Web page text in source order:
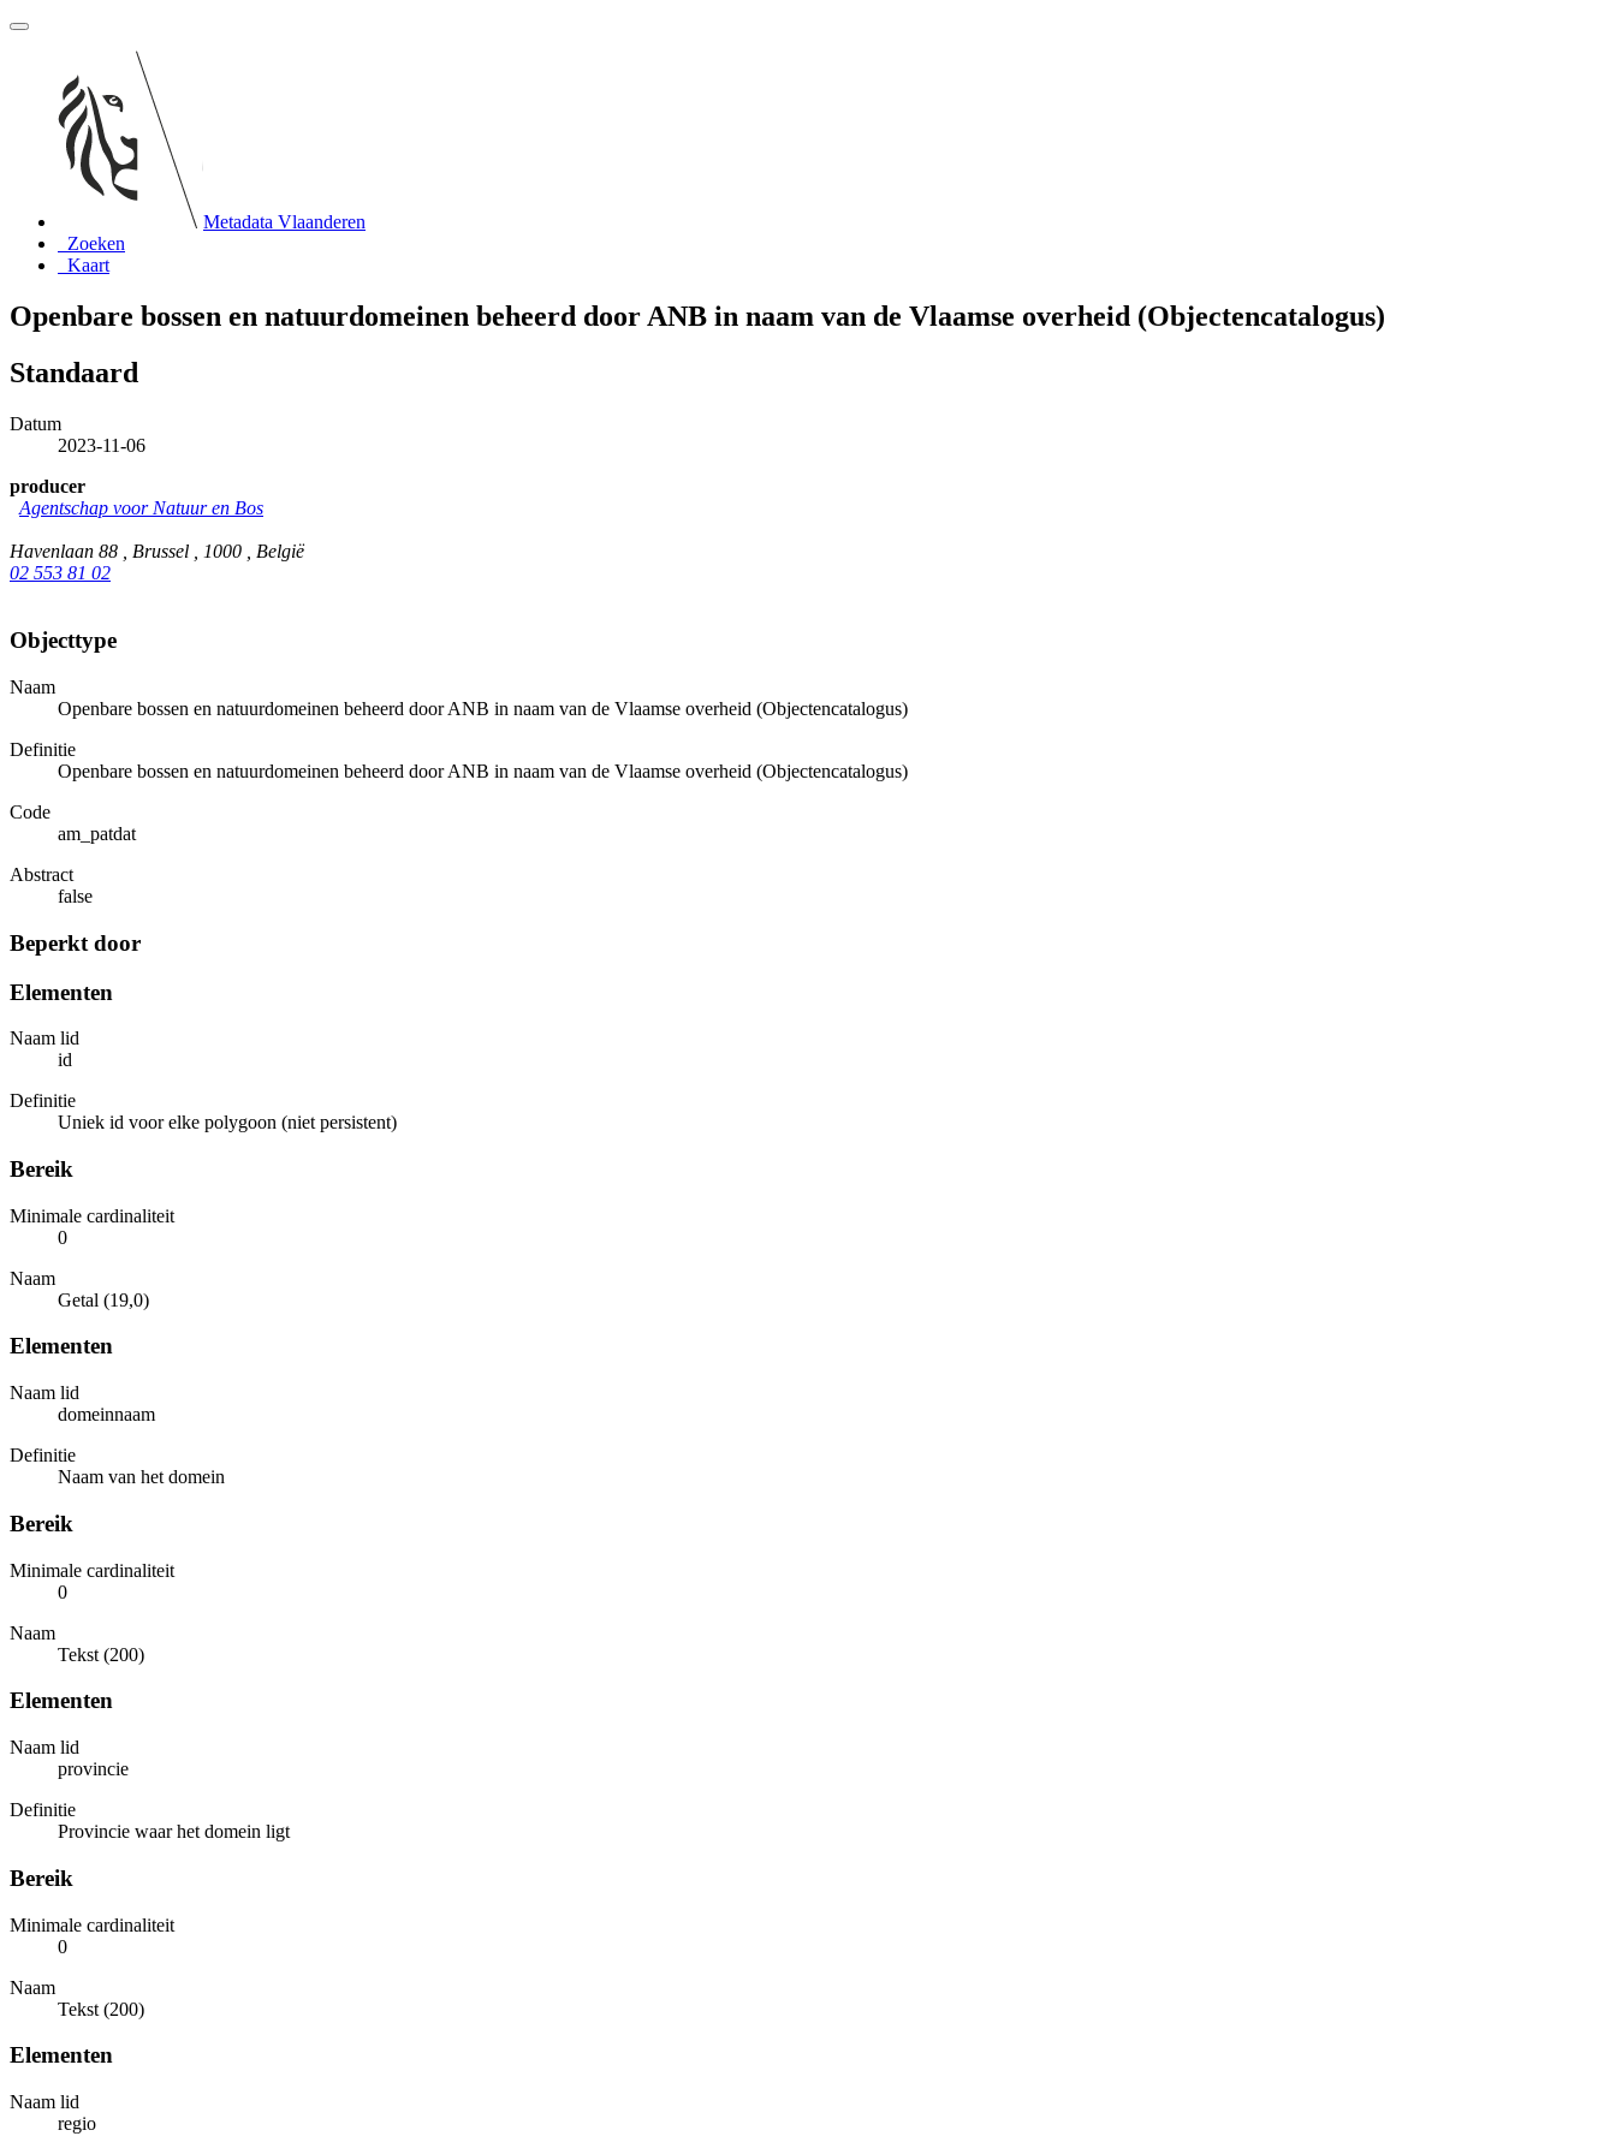
Metadata Vlaanderen
Zoeken
Kaart
Openbare bossen en natuurdomeinen beheerd door ANB in naam van de Vlaamse overheid (Objectencatalogus)
Standaard
Datum
2023-11-06
producer
Agentschap voor Natuur en Bos
Havenlaan 88 , Brussel , 1000 , België
02 553 81 02
Objecttype
Naam
Openbare bossen en natuurdomeinen beheerd door ANB in naam van de Vlaamse overheid (Objectencatalogus)
Definitie
Openbare bossen en natuurdomeinen beheerd door ANB in naam van de Vlaamse overheid (Objectencatalogus)
Code
am_patdat
Abstract
false
Beperkt door
Elementen
Naam lid
id
Definitie
Uniek id voor elke polygoon (niet persistent)
Bereik
Minimale cardinaliteit
0
Naam
Getal (19,0)
Elementen
Naam lid
domeinnaam
Definitie
Naam van het domein
Bereik
Minimale cardinaliteit
0
Naam
Tekst (200)
Elementen
Naam lid
provincie
Definitie
Provincie waar het domein ligt
Bereik
Minimale cardinaliteit
0
Naam
Tekst (200)
Elementen
Naam lid
regio